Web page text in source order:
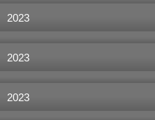
2023
2023
2023